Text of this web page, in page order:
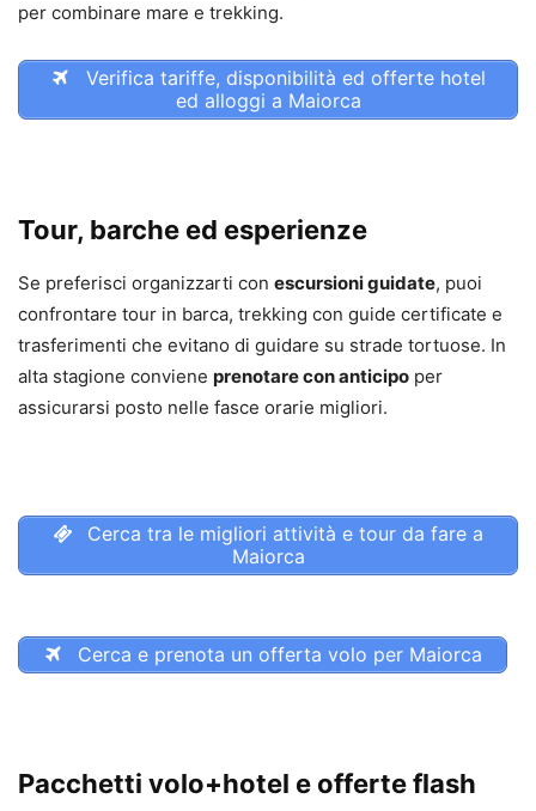
per combinare mare e trekking.
Verifica tariffe, disponibilità ed offerte hotel
ed alloggi a Maiorca
Tour, barche ed esperienze
Se preferisci organizzarti con escursioni guidate, puoi
confrontare tour in barca, trekking con guide certificate e
trasferimenti che evitano di guidare su strade tortuose. In
alta stagione conviene prenotare con anticipo per
assicurarsi posto nelle fasce orarie migliori.
Cerca tra le migliori attività e tour da fare a
Maiorca
Cerca e prenota un offerta volo per Maiorca
Pacchetti volo+hotel e offerte flash